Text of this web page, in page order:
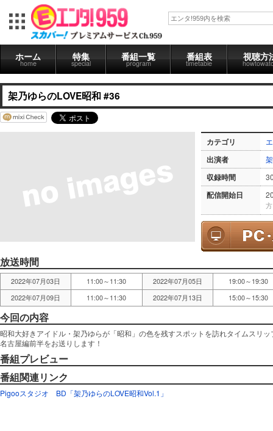
ホーム
home
特集
special
番組一覧
program
番組表
timetable
視聴方
架乃ゆらのLOVE昭和 #36
カテゴリ
出演者
収録時間
配信開始日
方
放送時間
2022年07月03日 11:00～11:30 2022年07月05日
19:00～19:30
2022年07月09日
11:00～11:30 2022年07月13日 15:00～15:30
今回の内容
昭和大好きアイドル・架乃ゆらが「昭和」の色を残すスポットを訪れタイムスリ
名古屋編前半をお送りします！
番組プレビュー
番組関連リンク
Pigooスタジオ BD「架乃ゆらのLOVE昭和Vol.1」